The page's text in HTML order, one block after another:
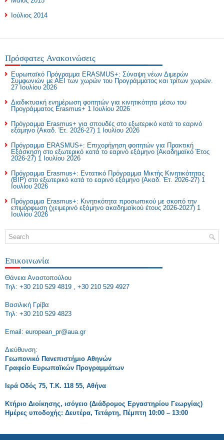
Ιούλιος 2014
Πρόσφατες Ανακοινώσεις
Ευρωπαϊκό Πρόγραμμα ERASMUS+: Σύναψη νέων Διμερών
Συμφωνιών με ΑΕΙ των χωρών του Προγράμματος και τρίτων χωρών.
27 Ιουλίου 2026
Διαδικτυακή ενημέρωση φοιτητών για κινητικότητα μέσω του
Προγράμματος Erasmus+ 1 Ιουλίου 2026
Πρόγραμμα Erasmus+ για σπουδές στο εξωτερικό κατά το εαρινό
εξάμηνο (Ακαδ. Έτ. 2026-27) 1 Ιουλίου 2026
Πρόγραμμα ERASMUS+: Επιχορήγηση φοιτητών για Πρακτική
Εξάσκηση στο εξωτερικό κατά το εαρινό εξάμηνο (Ακαδημαϊκό Έτος
2026-27) 1 Ιουλίου 2026
Πρόγραμμα Erasmus+: Εντατικό Πρόγραμμα Μικτής Κινητικότητας
(BIP) στο εξωτερικό κατά το εαρινό εξάμηνο (Ακαδ. Έτ. 2026-27) 1
Ιουλίου 2026
Πρόγραμμα Erasmus+: Κινητικότητα προσωπικού με σκοπό την
επιμόρφωση (χειμερινό εξάμηνο ακαδημαϊκού έτους 2026-2027) 1
Ιουλίου 2026
Επικοινωνία
Θάνεια Αναστοπούλου
Τηλ: +30 210 529 4819 , +30 210 529 4927
Bασιλική Γρίβα
Τηλ: +30 210 529 4823
Εmail: european_pr@aua.gr
Διεύθυνση:
Γεωπονικό Πανεπιστήμιο Αθηνών
Γραφείο Ευρωπαϊκών Προγραμμάτων
Ιερά Οδός 75, Τ.Κ. 118 55, Αθήνα
Κτήριο Διοίκησης, ισόγειο (Διάδρομος Εργαστηρίου Γεωργίας)
Ημέρες υποδοχής: Δευτέρα, Τετάρτη, Πέμπτη 10:00 – 13:00